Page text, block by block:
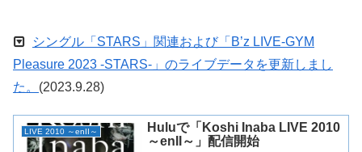
シングル「STARS」関連および「B’z LIVE-GYM
Pleasure 2023 -STARS-」のライブデータを更新しまし
た。 (2023.9.28)
LIVE 2010 ～enII～
Huluで「Koshi Inaba LIVE 2010
～enII～」配信開始